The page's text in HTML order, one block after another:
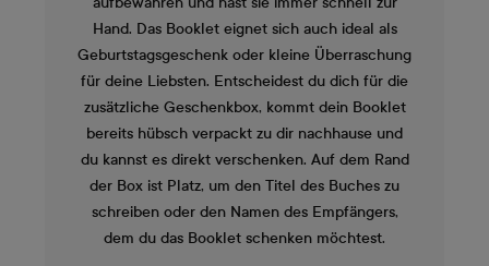
Hand. Das Booklet eignet sich auch ideal als
Geburtstagsgeschenk oder kleine Überraschung
für deine Liebsten. Entscheidest du dich für die
zusätzliche Geschenkbox, kommt dein Booklet
bereits hübsch verpackt zu dir nachhause und
du kannst es direkt verschenken. Auf dem Rand
der Box ist Platz, um den Titel des Buches zu
schreiben oder den Namen des Empfängers,
dem du das Booklet schenken möchtest.